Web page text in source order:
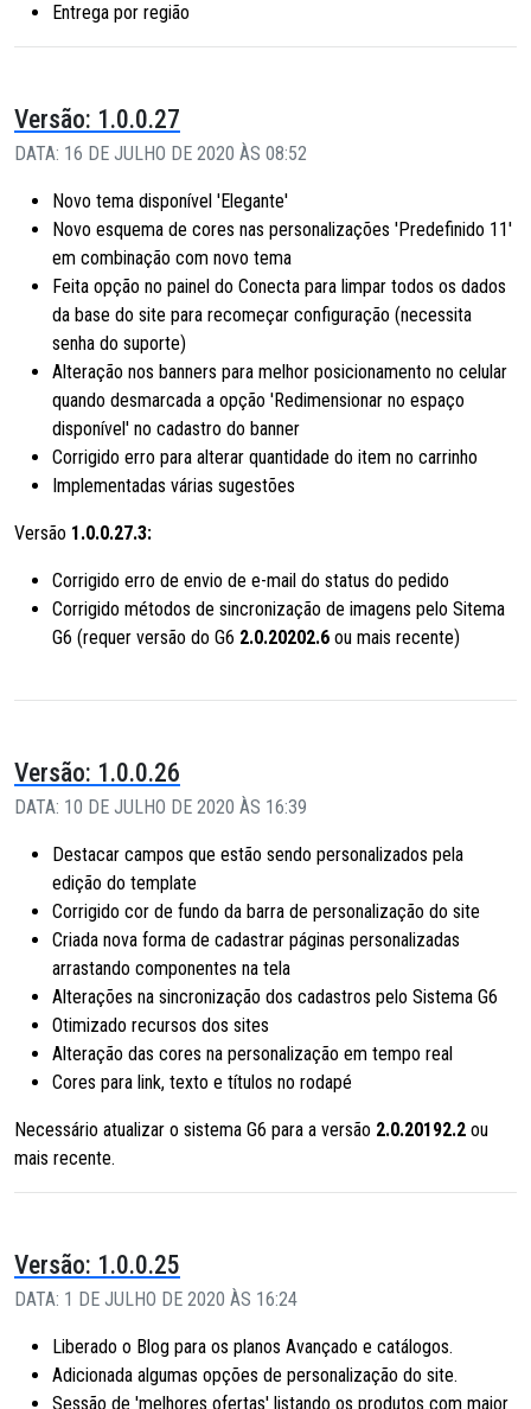
Entrega por região
Versão: 1.0.0.27
DATA: 16 DE JULHO DE 2020 ÀS 08:52
Novo tema disponível 'Elegante'
Novo esquema de cores nas personalizações 'Predefinido 11'
em combinação com novo tema
Feita opção no painel do Conecta para limpar todos os dados
da base do site para recomeçar configuração (necessita
senha do suporte)
Alteração nos banners para melhor posicionamento no celular
quando desmarcada a opção 'Redimensionar no espaço
disponível' no cadastro do banner
Corrigido erro para alterar quantidade do item no carrinho
Implementadas várias sugestões
Versão 1.0.0.27.3:
Corrigido erro de envio de e-mail do status do pedido
Corrigido métodos de sincronização de imagens pelo Sitema
G6 (requer versão do G6 2.0.20202.6 ou mais recente)
Versão: 1.0.0.26
DATA: 10 DE JULHO DE 2020 ÀS 16:39
Destacar campos que estão sendo personalizados pela
edição do template
Corrigido cor de fundo da barra de personalização do site
Criada nova forma de cadastrar páginas personalizadas
arrastando componentes na tela
Alterações na sincronização dos cadastros pelo Sistema G6
Otimizado recursos dos sites
Alteração das cores na personalização em tempo real
Cores para link, texto e títulos no rodapé
Necessário atualizar o sistema G6 para a versão 2.0.20192.2 ou
mais recente.
Versão: 1.0.0.25
DATA: 1 DE JULHO DE 2020 ÀS 16:24
Liberado o Blog para os planos Avançado e catálogos.
Adicionada algumas opções de personalização do site.
Sessão de 'melhores ofertas' listando os produtos com maior